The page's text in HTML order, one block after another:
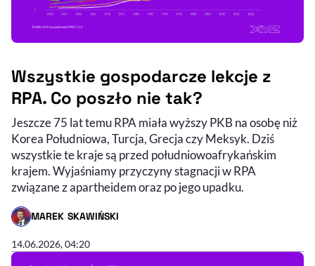
Wszystkie gospodarcze lekcje z
RPA. Co poszło nie tak?
Jeszcze 75 lat temu RPA miała wyższy PKB na osobę niż
Korea Południowa, Turcja, Grecja czy Meksyk. Dziś
wszystkie te kraje są przed południowoafrykańskim
krajem. Wyjaśniamy przyczyny stagnacji w RPA
związane z apartheidem oraz po jego upadku.
MAREK SKAWIŃSKI
- AUTOR ARTYKUŁU - PROFIL
14.06.2026, 04:20